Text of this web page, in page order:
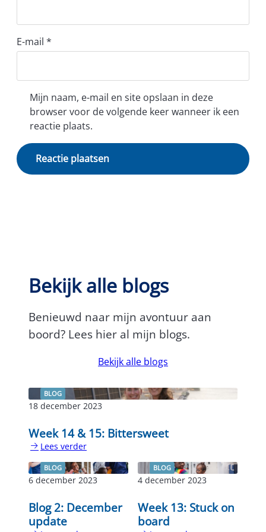
E-mail *
Mijn naam, e-mail en site opslaan in deze
browser voor de volgende keer wanneer ik een
reactie plaats.
Bekijk alle blogs
Benieuwd naar mijn avontuur aan
boord? Lees hier al mijn blogs.
Bekijk alle blogs
BLOG
18 december 2023
Week 14 & 15: Bittersweet
Lees verder
Week
14
15:
Bittersweet
BLOG
6 december 2023
Blog 2: December
update
BLOG
4 december 2023
Week 13: Stuck on
board